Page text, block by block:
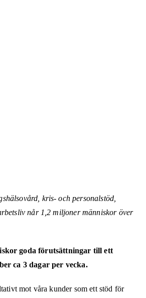
kris- och personalstöd,
når 1,2 miljoner människor över
goda förutsättningar till ett
ca 3 dagar per vecka.
mot våra kunder som ett stöd för